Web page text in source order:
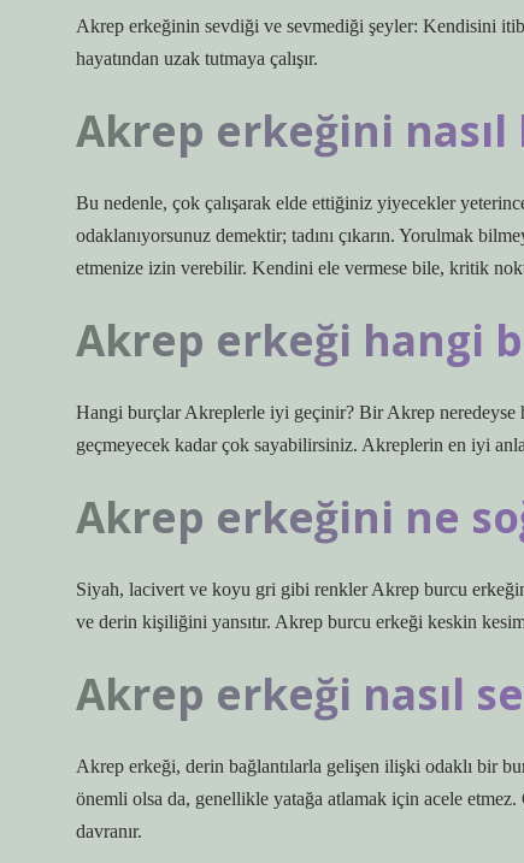
Akrep erkeğinin sevdiği ve sevmediği şeyler: Kendisini
hayatından uzak tutmaya çalışır.
Akrep erkeğini
Bu nedenle, çok çalışarak elde ettiğiniz yiyecekler
odaklanıyorsunuz demektir; tadını çıkarın. Yorulmak
etmenize izin verebilir. Kendini ele vermese bile, kritik
Akrep erkeği hangi
Hangi burçlar Akreplerle iyi geçinir? Bir Akrep neredeyse
geçmeyecek kadar çok sayabilirsiniz. Akreplerin en iyi
Akrep erkeğini ne
Siyah, lacivert ve koyu gri gibi renkler Akrep burcu
ve derin kişiliğini yansıtır. Akrep burcu erkeği keskin
Akrep erkeği nasıl
Akrep erkeği, derin bağlantılarla gelişen ilişki odaklı bir
önemli olsa da, genellikle yatağa atlamak için acele
davranır.